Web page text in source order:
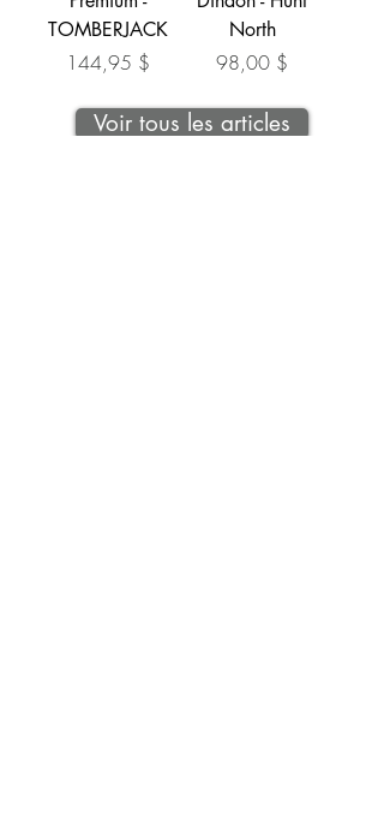
TOMBERJACK
Prix
144,95 $
North
Prix
98,00 $
Voir tous les articles